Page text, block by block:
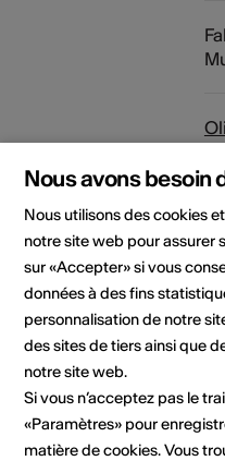
Organisateur
Nous avons besoin
Nous utilisons des cookies
notre site web pour assurer
sur «Accepter» si vous
données à des fins
personnalisation de notre
des sites de tiers ainsi que
notre site web.
Si vous n’acceptez pas le
«Paramètres» pour
matière de cookies. Vous